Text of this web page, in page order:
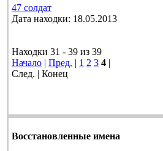
47 солдат
Дата находки: 18.05.2013
Находки 31 - 39 из 39
Начало | Пред. | 1 2 3 4 |
След. | Конец
Восстановленные имена